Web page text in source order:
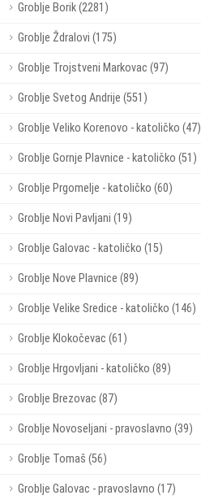
Groblje Borik (2281)
Groblje Ždralovi (175)
Groblje Trojstveni Markovac (97)
Groblje Svetog Andrije (551)
Groblje Veliko Korenovo - katoličko (47)
Groblje Gornje Plavnice - katoličko (51)
Groblje Prgomelje - katoličko (60)
Groblje Novi Pavljani (19)
Groblje Galovac - katoličko (15)
Groblje Nove Plavnice (89)
Groblje Velike Sredice - katoličko (146)
Groblje Klokočevac (61)
Groblje Hrgovljani - katoličko (89)
Groblje Brezovac (87)
Groblje Novoseljani - pravoslavno (39)
Groblje Tomaš (56)
Groblje Galovac - pravoslavno (17)